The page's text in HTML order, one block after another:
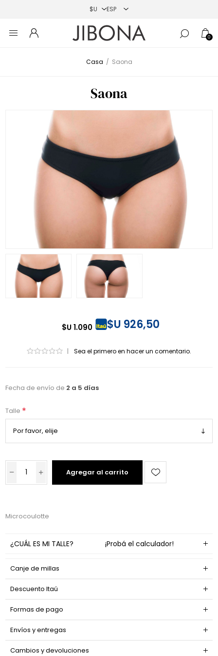
0
Casa / Saona
Saona
$U 1.090 $U 926,50
| Sea el primero en hacer un comentario.
Fecha de envío de 2 a 5 días
Talle *
Agregar al carrito
Microcoulotte
¿CUÁL ES MI TALLE? ¡Probá el calculador!
Canje de millas
Descuento Itaú
Formas de pago
Envíos y entregas
Cambios y devoluciones